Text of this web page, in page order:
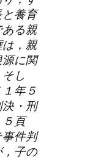
養育
る親
，親
に関
し
年５
・刑
頁
事件判
子の